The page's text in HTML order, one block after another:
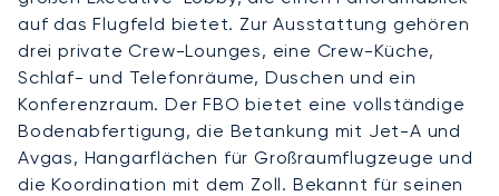
auf das Flugfeld bietet. Zur Ausstattung gehören
drei private Crew-Lounges, eine Crew-Küche,
Schlaf- und Telefonräume, Duschen und ein
Konferenzraum. Der FBO bietet eine vollständige
Bodenabfertigung, die Betankung mit Jet-A und
Avgas, Hangarflächen für Großraumflugzeuge und
die Koordination mit dem Zoll. Bekannt für seinen